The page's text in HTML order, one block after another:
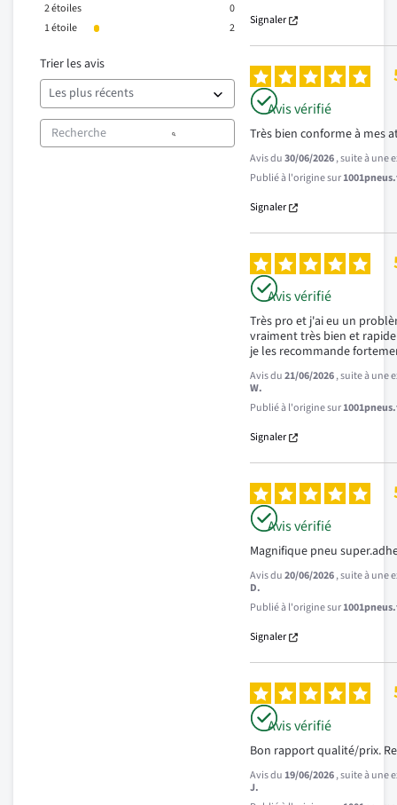
2étoiles
0
1étoile 2
Trier les avis
Signaler
Avis vérifié
Très bien conforme à mes
Avis du30/06/2026, suite à une
Publié à l'origine sur
Signaler
Avis vérifié
Très pro et j'ai eu un
vraiment très bien et
je les recommande
Avis du21/06/2026, suite à une
W.
Publié à l'origine sur
Signaler
Avis vérifié
Magnifique pneu
Avis du20/06/2026, suite à une
D.
Publié à l'origine sur
Signaler
Avis vérifié
Bon rapport qualité/prix.
Avis du19/06/2026, suite à une
J.